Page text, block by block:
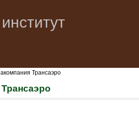
Трансаэро